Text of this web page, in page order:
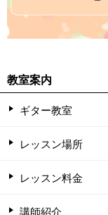
教室案内
ギター教室
レッスン場所
レッスン料金
講師紹介